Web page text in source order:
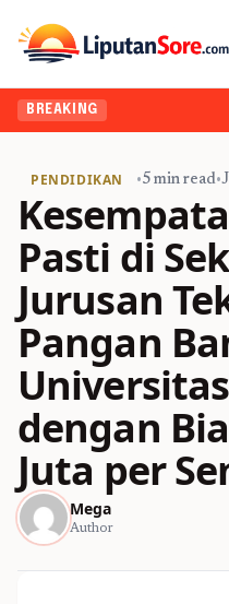
BREAKING
PENDIDIKAN •5 min read•
Pasti di
Jurusan
Pangan
dengan
Juta per
Mega
Author